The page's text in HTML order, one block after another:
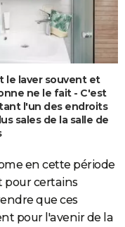
le laver souvent et
ne le fait - C'est
l'un des endroits
sales de la salle de
en cette période
pour certains
que ces
pour l'avenir de la